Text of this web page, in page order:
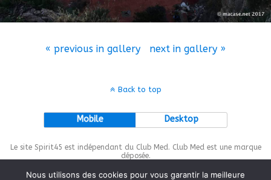
« previous in gallery next in gallery »
Back to top
Mobile Desktop
Le site Spirit45 est indépendant du Club Med. Club Med est une marque
déposée.
Nous utilisons des cookies pour vous garantir la meilleure